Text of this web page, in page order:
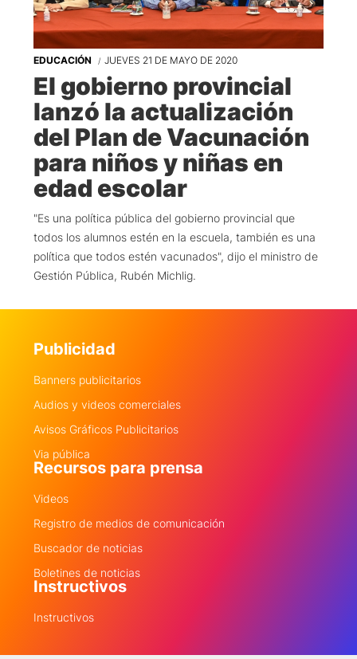
EDUCACIÓN JUEVES 21 DE MAYO DE 2020
El gobierno provincial
lanzó la actualización
del Plan de Vacunación
para niños y niñas en
edad escolar
"Es una política pública del gobierno provincial que
todos los alumnos estén en la escuela, también es una
política que todos estén vacunados", dijo el ministro de
Gestión Pública, Rubén Michlig.
Publicidad
Banners publicitarios
Audios y videos comerciales
Avisos Gráficos Publicitarios
Via pública
Recursos para prensa
Videos
Registro de medios de comunicación
Buscador de noticias
Boletines de noticias
Instructivos
Instructivos